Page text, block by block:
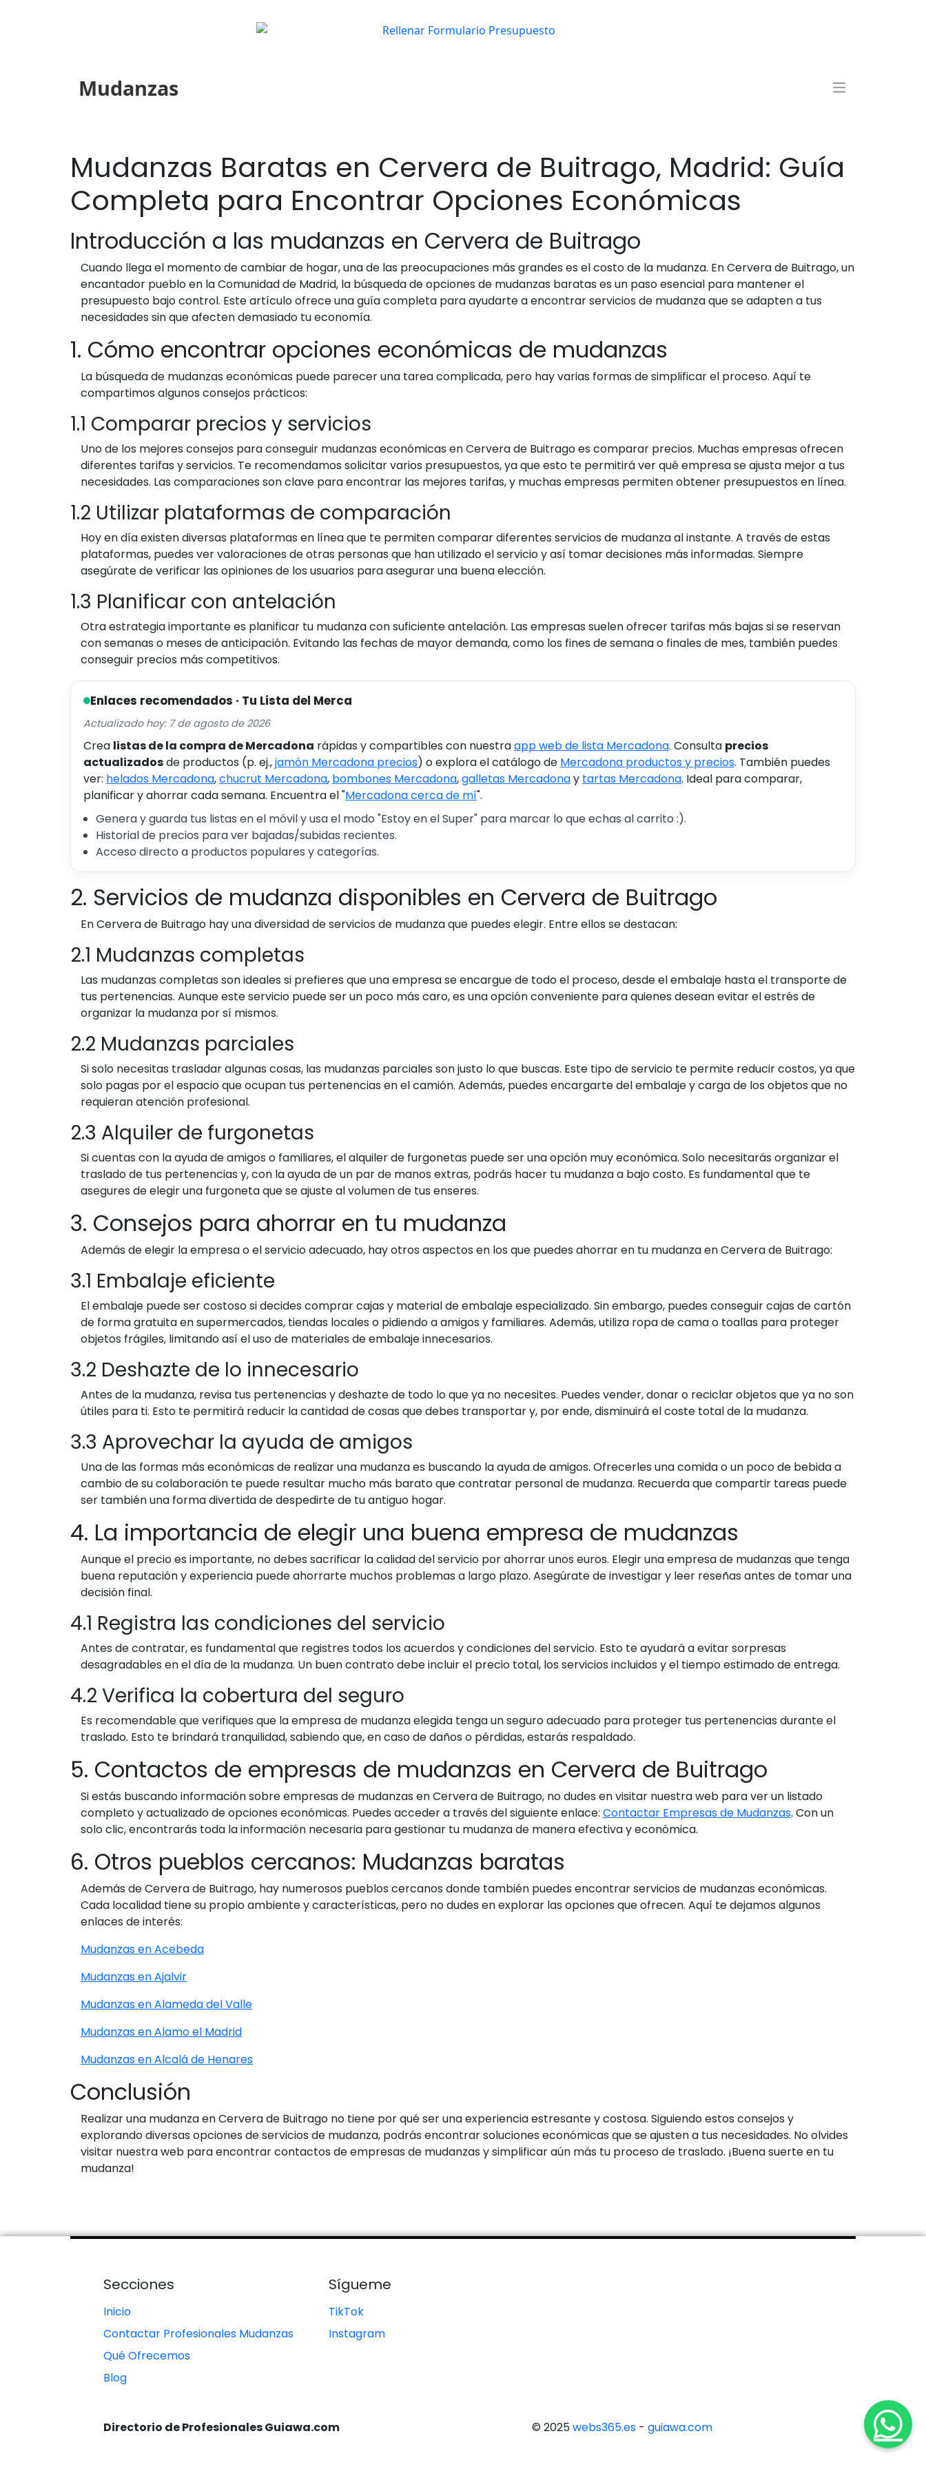
Mudanzas
Mudanzas Baratas en Cervera de Buitrago, Madrid: Guía
Completa para Encontrar Opciones Económicas
Introducción a las mudanzas en Cervera de Buitrago
Cuando llega el momento de cambiar de hogar, una de las preocupaciones más grandes es el costo de la mudanza. En Cervera de Buitrago, un
encantador pueblo en la Comunidad de Madrid, la búsqueda de opciones de mudanzas baratas es un paso esencial para mantener el
presupuesto bajo control. Este artículo ofrece una guía completa para ayudarte a encontrar servicios de mudanza que se adapten a tus
necesidades sin que afecten demasiado tu economía.
1. Cómo encontrar opciones económicas de mudanzas
La búsqueda de mudanzas económicas puede parecer una tarea complicada, pero hay varias formas de simplificar el proceso. Aquí te
compartimos algunos consejos prácticos:
1.1 Comparar precios y servicios
Uno de los mejores consejos para conseguir mudanzas económicas en Cervera de Buitrago es comparar precios. Muchas empresas ofrecen
diferentes tarifas y servicios. Te recomendamos solicitar varios presupuestos, ya que esto te permitirá ver qué empresa se ajusta mejor a tus
necesidades. Las comparaciones son clave para encontrar las mejores tarifas, y muchas empresas permiten obtener presupuestos en línea.
1.2 Utilizar plataformas de comparación
Hoy en día existen diversas plataformas en línea que te permiten comparar diferentes servicios de mudanza al instante. A través de estas
plataformas, puedes ver valoraciones de otras personas que han utilizado el servicio y así tomar decisiones más informadas. Siempre
asegúrate de verificar las opiniones de los usuarios para asegurar una buena elección.
1.3 Planificar con antelación
Otra estrategia importante es planificar tu mudanza con suficiente antelación. Las empresas suelen ofrecer tarifas más bajas si se reservan
con semanas o meses de anticipación. Evitando las fechas de mayor demanda, como los fines de semana o finales de mes, también puedes
conseguir precios más competitivos.
Enlaces recomendados · Tu Lista del Merca
Actualizado hoy: 7 de agosto de 2026
Crea listas de la compra de Mercadona rápidas y compartibles con nuestraapp web de lista Mercadona. Consulta precios
actualizadosde productos (p. ej.,jamón Mercadona precios) o explora el catálogo de Mercadona productos y precios. También puedes
ver: helados Mercadona,chucrut Mercadona, bombones Mercadona,galletas Mercadonay tartas Mercadona. Ideal para comparar,
planificar y ahorrar cada semana. Encuentra el "Mercadona cerca de mí".
Genera y guarda tus listas en el móvil y usa el modo "Estoy en el Super" para marcar lo que echas al carrito :).
Historial de precios para ver bajadas/subidas recientes.
Acceso directo a productos populares y categorías.
2. Servicios de mudanza disponibles en Cervera de Buitrago
En Cervera de Buitrago hay una diversidad de servicios de mudanza que puedes elegir. Entre ellos se destacan:
2.1 Mudanzas completas
Las mudanzas completas son ideales si prefieres que una empresa se encargue de todo el proceso, desde el embalaje hasta el transporte de
tus pertenencias. Aunque este servicio puede ser un poco más caro, es una opción conveniente para quienes desean evitar el estrés de
organizar la mudanza por sí mismos.
2.2 Mudanzas parciales
Si solo necesitas trasladar algunas cosas, las mudanzas parciales son justo lo que buscas. Este tipo de servicio te permite reducir costos, ya que
solo pagas por el espacio que ocupan tus pertenencias en el camión. Además, puedes encargarte del embalaje y carga de los objetos que no
requieran atención profesional.
2.3 Alquiler de furgonetas
Si cuentas con la ayuda de amigos o familiares, el alquiler de furgonetas puede ser una opción muy económica. Solo necesitarás organizar el
traslado de tus pertenencias y, con la ayuda de un par de manos extras, podrás hacer tu mudanza a bajo costo. Es fundamental que te
asegures de elegir una furgoneta que se ajuste al volumen de tus enseres.
3. Consejos para ahorrar en tu mudanza
Además de elegir la empresa o el servicio adecuado, hay otros aspectos en los que puedes ahorrar en tu mudanza en Cervera de Buitrago:
3.1 Embalaje eficiente
El embalaje puede ser costoso si decides comprar cajas y material de embalaje especializado. Sin embargo, puedes conseguir cajas de cartón
de forma gratuita en supermercados, tiendas locales o pidiendo a amigos y familiares. Además, utiliza ropa de cama o toallas para proteger
objetos frágiles, limitando así el uso de materiales de embalaje innecesarios.
3.2 Deshazte de lo innecesario
Antes de la mudanza, revisa tus pertenencias y deshazte de todo lo que ya no necesites. Puedes vender, donar o reciclar objetos que ya no son
útiles para ti. Esto te permitirá reducir la cantidad de cosas que debes transportar y, por ende, disminuirá el coste total de la mudanza.
3.3 Aprovechar la ayuda de amigos
Una de las formas más económicas de realizar una mudanza es buscando la ayuda de amigos. Ofrecerles una comida o un poco de bebida a
cambio de su colaboración te puede resultar mucho más barato que contratar personal de mudanza. Recuerda que compartir tareas puede
ser también una forma divertida de despedirte de tu antiguo hogar.
4. La importancia de elegir una buena empresa de mudanzas
Aunque el precio es importante, no debes sacrificar la calidad del servicio por ahorrar unos euros. Elegir una empresa de mudanzas que tenga
buena reputación y experiencia puede ahorrarte muchos problemas a largo plazo. Asegúrate de investigar y leer reseñas antes de tomar una
decisión final.
4.1 Registra las condiciones del servicio
Antes de contratar, es fundamental que registres todos los acuerdos y condiciones del servicio. Esto te ayudará a evitar sorpresas
desagradables en el día de la mudanza. Un buen contrato debe incluir el precio total, los servicios incluidos y el tiempo estimado de entrega.
4.2 Verifica la cobertura del seguro
Es recomendable que verifiques que la empresa de mudanza elegida tenga un seguro adecuado para proteger tus pertenencias durante el
traslado. Esto te brindará tranquilidad, sabiendo que, en caso de daños o pérdidas, estarás respaldado.
5. Contactos de empresas de mudanzas en Cervera de Buitrago
Si estás buscando información sobre empresas de mudanzas en Cervera de Buitrago, no dudes en visitar nuestra web para ver un listado
completo y actualizado de opciones económicas. Puedes acceder a través del siguiente enlace: Contactar Empresas de Mudanzas. Con un
solo clic, encontrarás toda la información necesaria para gestionar tu mudanza de manera efectiva y económica.
6. Otros pueblos cercanos: Mudanzas baratas
Además de Cervera de Buitrago, hay numerosos pueblos cercanos donde también puedes encontrar servicios de mudanzas económicas.
Cada localidad tiene su propio ambiente y características, pero no dudes en explorar las opciones que ofrecen. Aquí te dejamos algunos
enlaces de interés:
Mudanzas en Acebeda
Mudanzas en Ajalvir
Mudanzas en Alameda del Valle
Mudanzas en Alamo el Madrid
Mudanzas en Alcalá de Henares
Conclusión
Realizar una mudanza en Cervera de Buitrago no tiene por qué ser una experiencia estresante y costosa. Siguiendo estos consejos y
explorando diversas opciones de servicios de mudanza, podrás encontrar soluciones económicas que se ajusten a tus necesidades. No olvides
visitar nuestra web para encontrar contactos de empresas de mudanzas y simplificar aún más tu proceso de traslado. ¡Buena suerte en tu
mudanza!
Secciones
Inicio
Contactar Profesionales Mudanzas
Qué Ofrecemos
Blog
Sígueme
TikTok
Instagram
Directorio de Profesionales Guiawa.com © 2025webs365.es - guiawa.com